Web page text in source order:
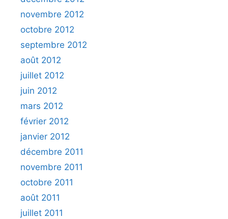
novembre 2012
octobre 2012
septembre 2012
août 2012
juillet 2012
juin 2012
mars 2012
février 2012
janvier 2012
décembre 2011
novembre 2011
octobre 2011
août 2011
juillet 2011